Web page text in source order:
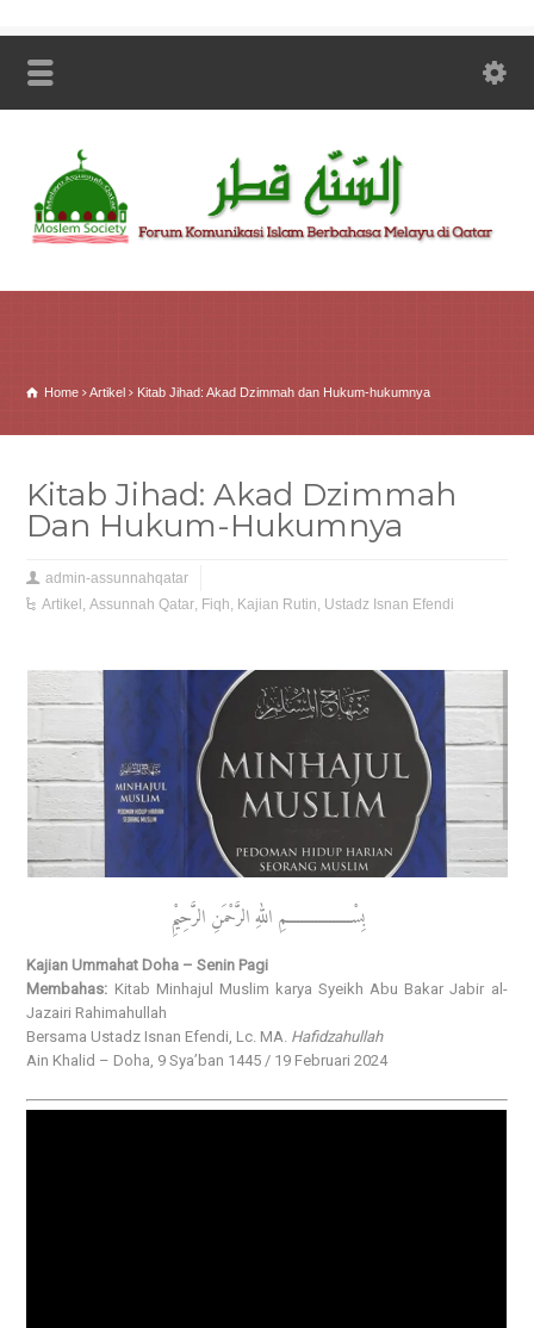
Home Artikel Kitab Jihad: Akad Dzimmah dan Hukum-hukumnya
Kitab Jihad: Akad Dzimmah
Dan Hukum-Hukumnya
admin-assunnahqatar
Artikel ,Assunnah Qatar Fiqh Kajian Rutin Ustadz Isnan Efendi
بِسْــــــــــــــــــمِ اللهِ الرَّحْمَنِ الرَّحِيْمِ
Kajian Ummahat Doha – Senin Pagi
Membahas: Kitab Minhajul Muslim karya Syeikh Abu Bakar Jabir al-
Jazairi Rahimahullah
Bersama Ustadz Isnan Efendi, Lc. MA. Hafidzahullah
Ain Khalid – Doha, 9 Sya’ban 1445 / 19 Februari 2024